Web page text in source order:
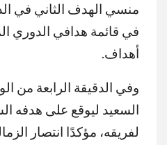
أهداف.
وفي الدقيقة الرابعة من
السعيد ليوقع على هدفه
لفريقه، مؤكدًا انتصار